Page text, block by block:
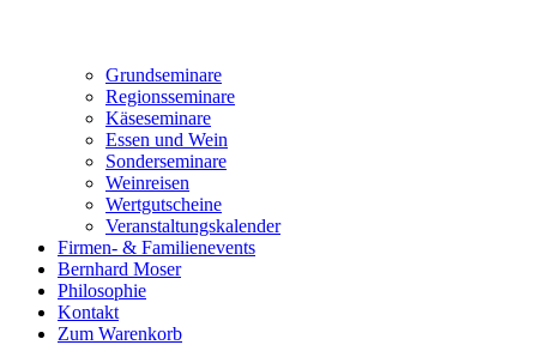
Grundseminare
Regionsseminare
Käseseminare
Essen und Wein
Sonderseminare
Weinreisen
Wertgutscheine
Veranstaltungskalender
Firmen- & Familienevents
Bernhard Moser
Philosophie
Kontakt
Zum Warenkorb